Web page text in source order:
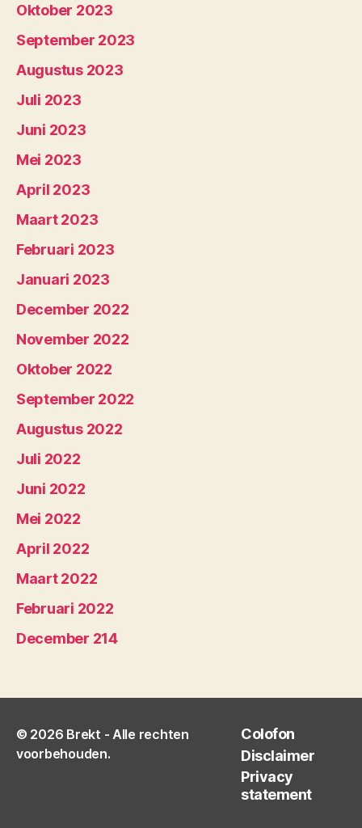
Oktober 2023
September 2023
Augustus 2023
Juli 2023
Juni 2023
Mei 2023
April 2023
Maart 2023
Februari 2023
Januari 2023
December 2022
November 2022
Oktober 2022
September 2022
Augustus 2022
Juli 2022
Juni 2022
Mei 2022
April 2022
Maart 2022
Februari 2022
December 214
© 2026 Brekt - Alle rechten
voorbehouden.
Colofon
Disclaimer
Privacy
statement